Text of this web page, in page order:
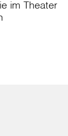
im Theater